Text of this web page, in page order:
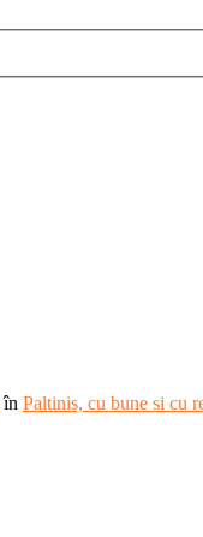
în Paltinis, cu bune si cu